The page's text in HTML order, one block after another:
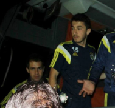
BÖLGE
KEŞFET
POPÜLER